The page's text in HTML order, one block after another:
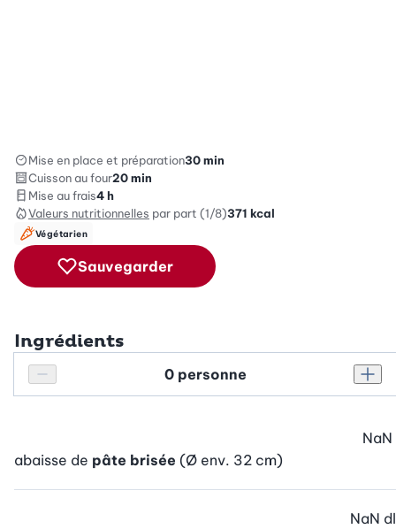
Mise en place et préparation30 min
Cuisson au four20 min
Mise au frais4 h
Valeurs nutritionnelles par part (1/8)371 kcal
Végétarien
Sauvegarder
Ingrédients
Réduire le nombre de personnes
Personnes
abaisse de pâte brisée (Ø env. 32 cm)
NaN
NaN dl